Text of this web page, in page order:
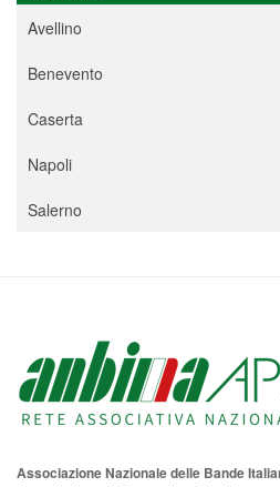
Avellino
Benevento
Caserta
Napoli
Salerno
Associazione Nazionale delle Bande